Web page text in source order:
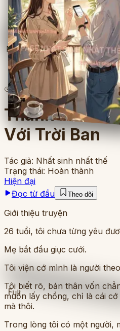
Full
Full
4lượt đọc 9 chương
Thanh Mai
Với Trời Ban
Tác giả: Nhất sinh nhất thế
Trạng thái: Hoàn thành
Hiện đại
Đọc từ đầu
Theo dõi
Giới thiệu truyện
26 tuổi, tôi chưa từng yêu
Mẹ bắt đầu giục cưới.
Tôi viện cớ mình là người
Tôi biết rõ, bản thân vốn
muốn lấy chồng, chỉ là cái
mà thôi.
Trong lòng tôi có một người,